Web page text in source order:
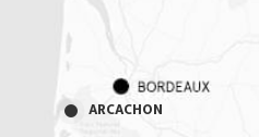
ARCACHON